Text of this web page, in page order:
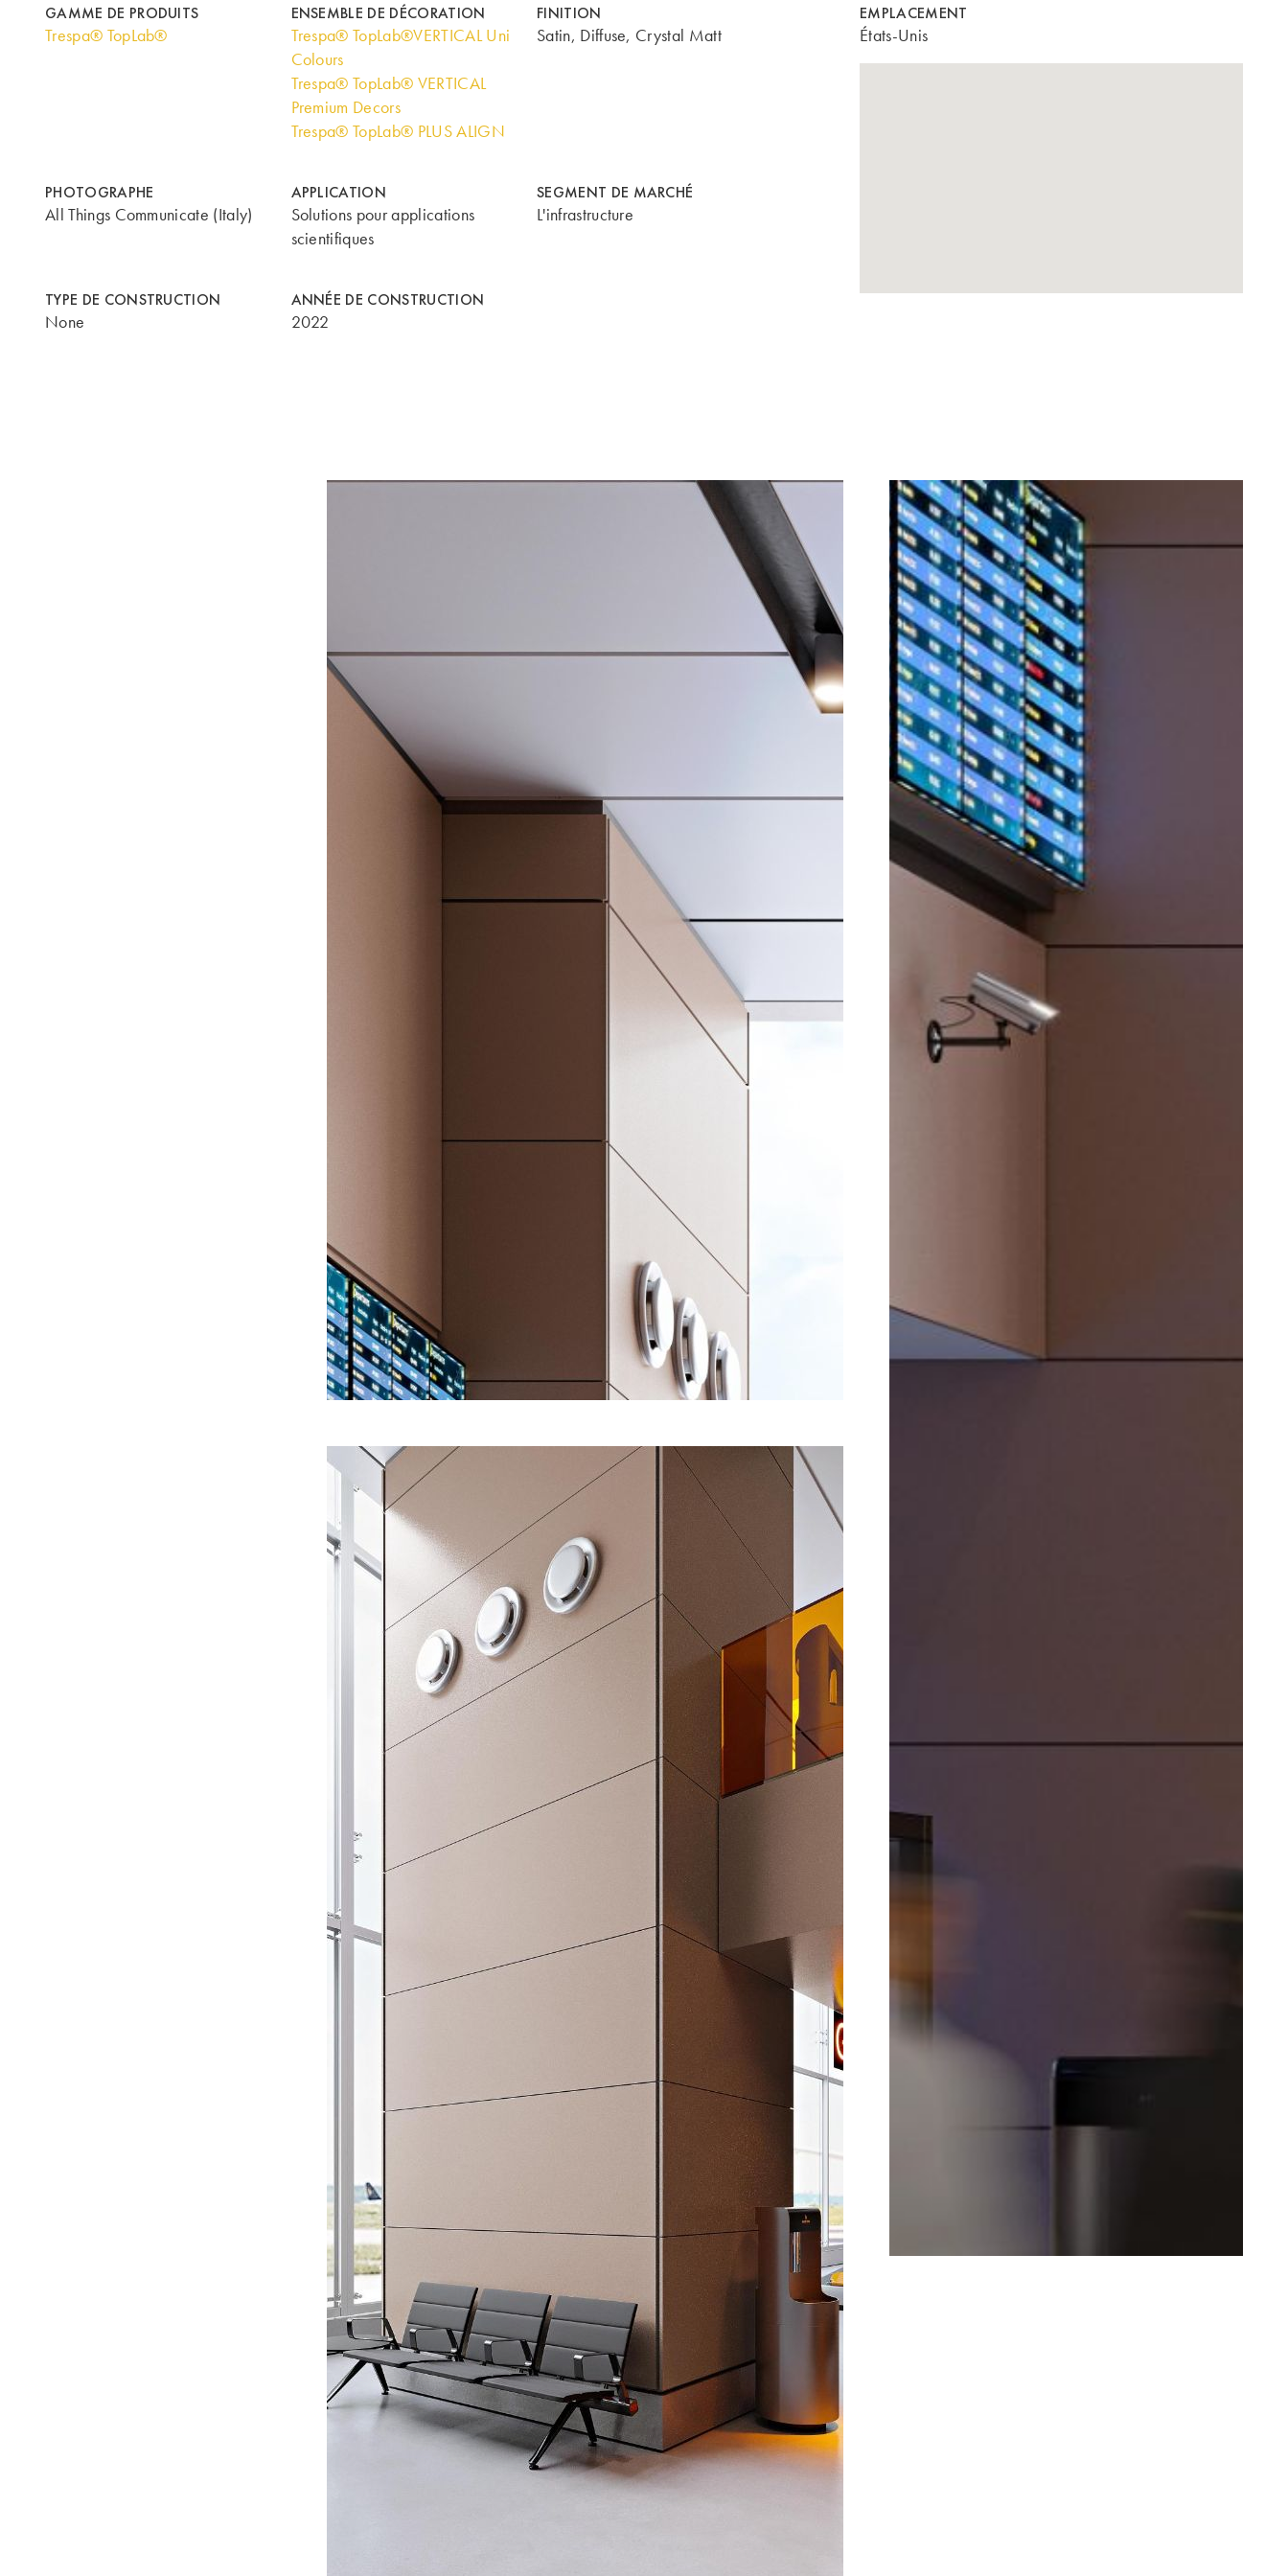
GAMME DE PRODUITS
Trespa® TopLab®
ENSEMBLE DE DÉCORATION
Trespa® TopLab®VERTICAL Uni
Colours
Trespa® TopLab® VERTICAL
Premium Decors
Trespa® TopLab® PLUS ALIGN
FINITION
Satin, Diffuse, Crystal Matt
PHOTOGRAPHE
All Things Communicate (Italy)
APPLICATION
Solutions pour applications
scientifiques
SEGMENT DE MARCHÉ
L'infrastructure
TYPE DE CONSTRUCTION
None
ANNÉE DE CONSTRUCTION
2022
EMPLACEMENT
États-Unis